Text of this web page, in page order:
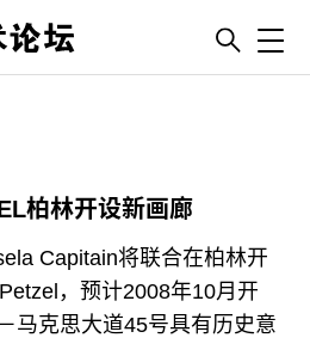
柏林开设新画廊
Capitain将联合在柏林开
，预计2008年10月开
马克思大道45号具有历史意